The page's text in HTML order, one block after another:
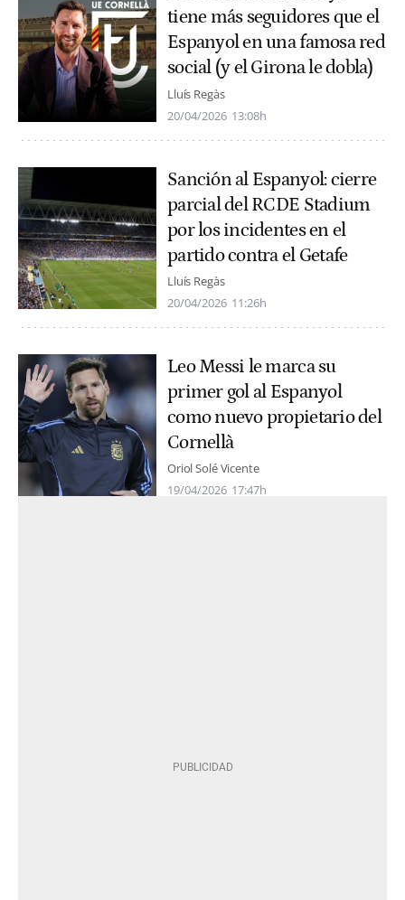
tiene más seguidores que el
Espanyol en una famosa red
social (y el Girona le dobla)
Lluís Regàs
20/04/2026 13:08h
Sanción al Espanyol: cierre
parcial del RCDE Stadium
por los incidentes en el
partido contra el Getafe
Lluís Regàs
20/04/2026 11:26h
Leo Messi le marca su
primer gol al Espanyol
como nuevo propietario del
Cornellà
Oriol Solé Vicente
19/04/2026 17:47h